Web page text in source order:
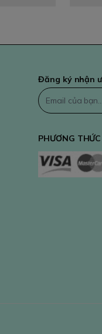
Đăng ký nhận
PHƯƠNG